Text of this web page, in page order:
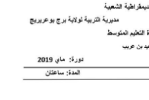
شهادة التعليم المتوسط
بنك الفروض و الاختبارات
محفظة الأستاذ